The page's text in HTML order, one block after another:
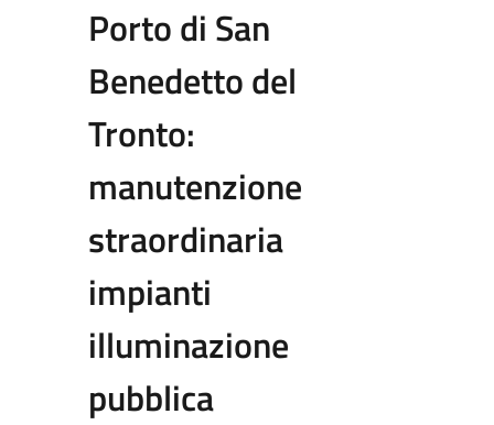
Porto di San
Benedetto del
Tronto:
manutenzione
straordinaria
impianti
illuminazione
pubblica